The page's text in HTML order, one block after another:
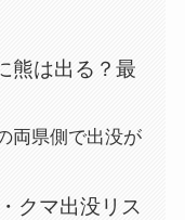
熊は出る？最
両県側で出没が
クマ出没リス